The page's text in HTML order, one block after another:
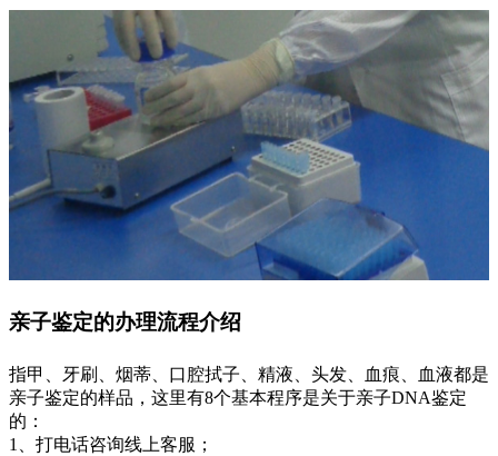
亲子鉴定的办理流程介绍
指甲、牙刷、烟蒂、口腔拭子、精液、头发、血痕、血液都是
亲子鉴定的样品，这里有8个基本程序是关于亲子DNA鉴定
的：
1、打电话咨询线上客服；